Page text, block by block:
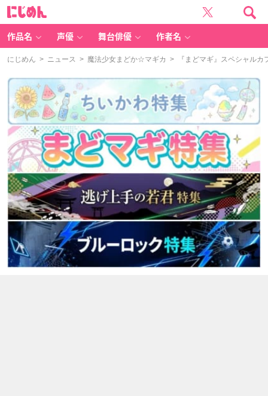
作品名 声優 舞台俳優 作者名
にじめん > ニュース > 魔法少女まどか☆マギカ > 『まどマギ』スペシャルカ